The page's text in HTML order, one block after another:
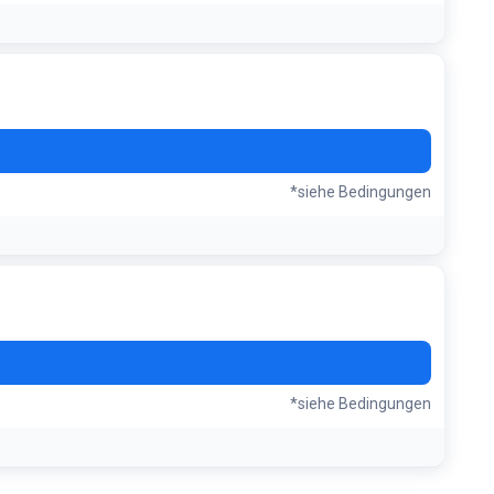
*siehe Bedingungen
*siehe Bedingungen